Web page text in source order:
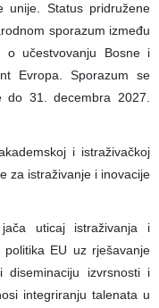
unije. Status pridružene
sporazum između
o učestvovanju Bosne i
Evropa. Sporazum se
31. decembra 2027.
i istraživačkoj
za istraživanje i inovacije
uticaj istraživanja i
EU uz rješavanje
diseminaciju izvrsnosti i
integriranju talenata u